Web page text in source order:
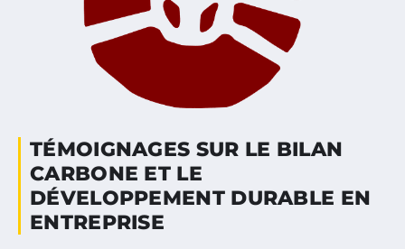
TÉMOIGNAGES SUR LE BILAN
CARBONE ET LE
DÉVELOPPEMENT DURABLE EN
ENTREPRISE